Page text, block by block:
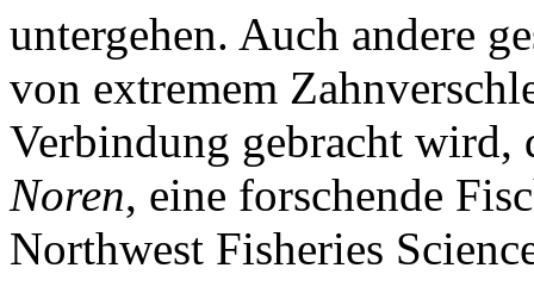
untergehen. Auch andere
von extremem
Verbindung gebracht wird,
Noren, eine forschende
Northwest Fisheries